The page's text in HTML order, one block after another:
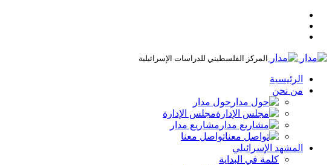
المركز الفلسطيني للدراسات الإسرائيلية
الرئيسية
من نحن
حول مدار
مجلس الإدارة
مشاريع مدار
تواصل معنا
المشهد الإسرائيلي
كلمة في البداية